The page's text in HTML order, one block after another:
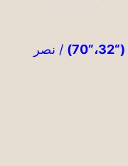
(“32،”70)
/ نصر